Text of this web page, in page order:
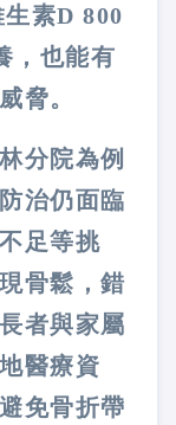
素D 800
，也能有
脅。
分院為例
治仍面臨
足等挑
骨鬆，錯
者與家屬
醫療資
免骨折帶